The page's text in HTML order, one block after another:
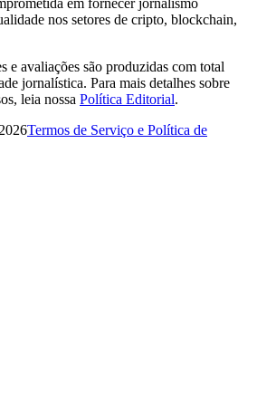
em fornecer jornalismo
nos setores de cripto, blockchain,
e avaliações são produzidas com total
jornalística. Para mais detalhes sobre
leia nossa Política Editorial.
Termos de Serviço e Política de